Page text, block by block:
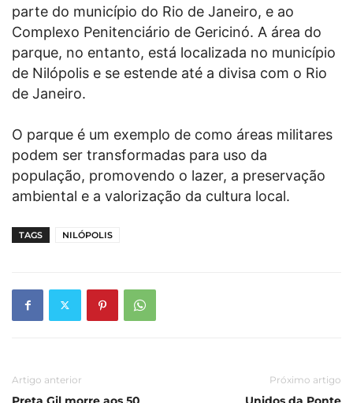
parte do município do Rio de Janeiro, e ao
Complexo Penitenciário de Gericinó. A área do
parque, no entanto, está localizada no município
de Nilópolis e se estende até a divisa com o Rio
de Janeiro.
O parque é um exemplo de como áreas militares
podem ser transformadas para uso da
população, promovendo o lazer, a preservação
ambiental e a valorização da cultura local.
TAGS NILÓPOLIS
Artigo anterior Próximo artigo